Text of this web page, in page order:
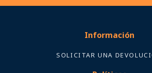
SOLICITAR UNA
Políticas